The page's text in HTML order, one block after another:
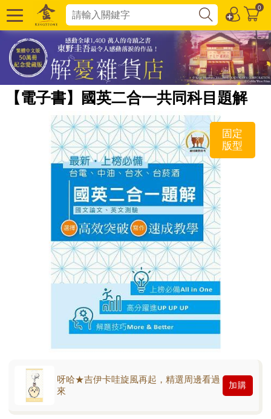
0
【電子書】國英二合一共同科目題解
固定
版型
呀哈★吉伊卡哇旋風再起，精選周邊看過
來
加購